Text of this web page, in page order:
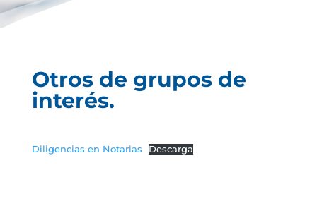
Otros de grupos de
interés.
Diligencias en Notarias Descarga